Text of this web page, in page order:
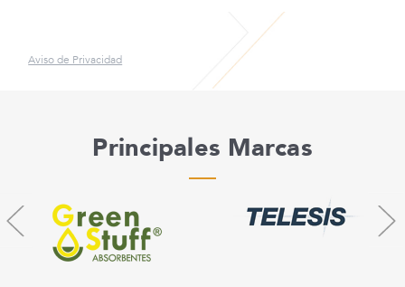
Aviso de Privacidad
Principales Marcas